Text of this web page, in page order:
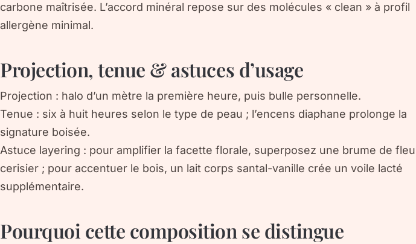
carbone maîtrisée. L’accord minéral repose sur des molécules « clean » à profil
allergène minimal.
Projection, tenue & astuces d’usage
Projection : halo d’un mètre la première heure, puis bulle personnelle.
Tenue : six à huit heures selon le type de peau ; l’encens diaphane prolonge la
signature boisée.
Astuce layering : pour amplifier la facette florale, superposez une brume de
cerisier ; pour accentuer le bois, un lait corps santal-vanille crée un voile lacté
supplémentaire.
Pourquoi cette composition se distingue